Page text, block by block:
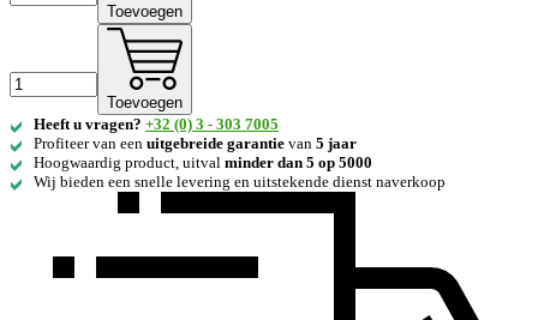
Toevoegen
Toevoegen
Heeft u vragen? +32 (0) 3 - 303 7005
Profiteer van een uitgebreide garantie van 5 jaar
Hoogwaardig product, uitval minder dan 5 op 5000
Wij bieden een snelle levering en uitstekende dienst naverkoop